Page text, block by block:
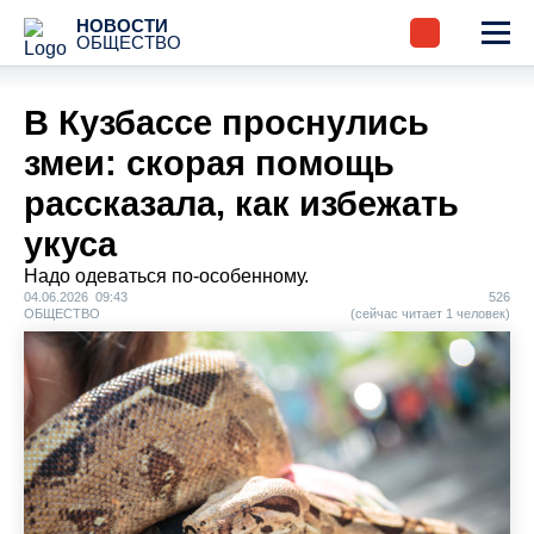
НОВОСТИ
ОБЩЕСТВО
В Кузбассе проснулись
змеи: скорая помощь
рассказала, как избежать
укуса
Надо одеваться по-особенному.
04.06.2026 09:43
ОБЩЕСТВО
526
(сейчас читает 1 человек)